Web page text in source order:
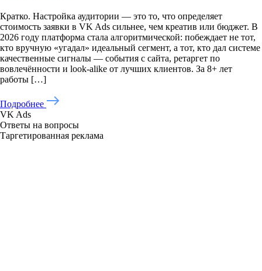
Кратко. Настройка аудитории — это то, что определяет
стоимость заявки в VK Ads сильнее, чем креатив или бюджет. В
2026 году платформа стала алгоритмической: побеждает не тот,
кто вручную «угадал» идеальный сегмент, а тот, кто дал системе
качественные сигналы — события с сайта, ретаргет по
вовлечённости и look-alike от лучших клиентов. За 8+ лет
работы […]
Подробнее
VK Ads
Ответы на вопросы
Таргетированная реклама